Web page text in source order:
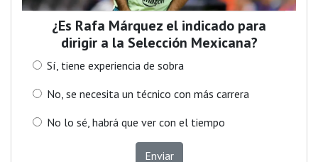
¿Es Rafa Márquez el indicado para
dirigir a la Selección Mexicana?
Sí, tiene experiencia de sobra
No, se necesita un técnico con más carrera
No lo sé, habrá que ver con el tiempo
Enviar